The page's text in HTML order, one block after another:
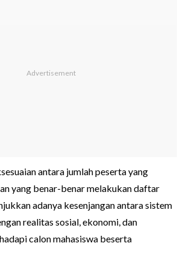
antara jumlah peserta yang
yang benar-benar melakukan daftar
adanya kesenjangan antara sistem
realitas sosial, ekonomi, dan
calon mahasiswa beserta